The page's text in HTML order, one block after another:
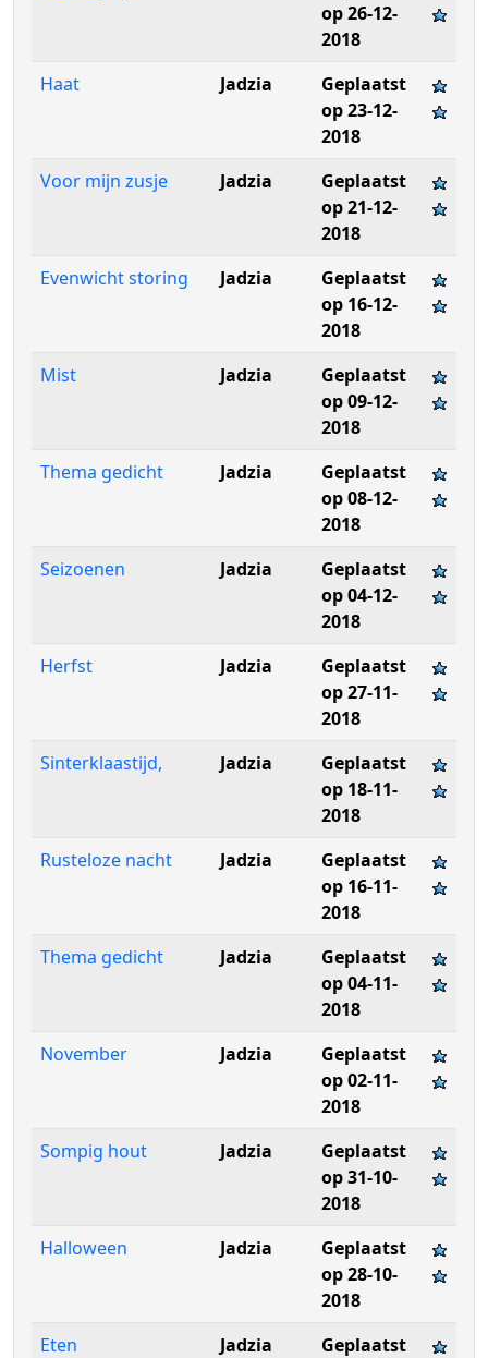
op 26-12-
2018
Haat
Jadzia
Geplaatst
op 23-12-
2018
Voor mijn zusje
Jadzia
Geplaatst
op 21-12-
2018
Evenwicht storing
Jadzia
Geplaatst
op 16-12-
2018
Mist
Jadzia
Geplaatst
op 09-12-
2018
Thema gedicht
Jadzia
Geplaatst
op 08-12-
2018
Seizoenen
Jadzia
Geplaatst
op 04-12-
2018
Herfst
Jadzia
Geplaatst
op 27-11-
2018
Sinterklaastijd,
Jadzia
Geplaatst
op 18-11-
2018
Rusteloze nacht
Jadzia
Geplaatst
op 16-11-
2018
Thema gedicht
Jadzia
Geplaatst
op 04-11-
2018
November
Jadzia
Geplaatst
op 02-11-
2018
Sompig hout
Jadzia
Geplaatst
op 31-10-
2018
Halloween
Jadzia
Geplaatst
op 28-10-
2018
Eten
Jadzia
Geplaatst